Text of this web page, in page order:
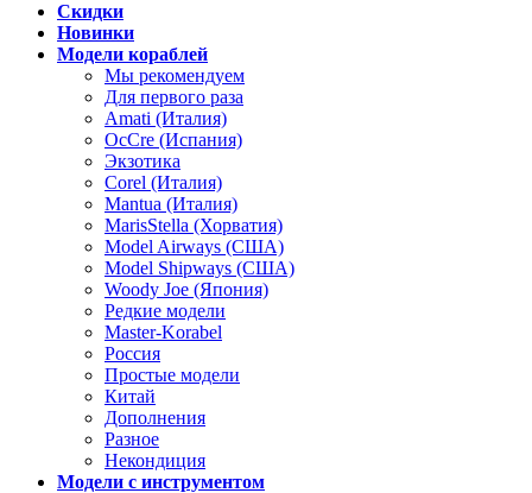
Скидки
Новинки
Модели кораблей
Мы рекомендуем
Для первого раза
Amati (Италия)
OcCre (Испания)
Экзотика
Corel (Италия)
Mantua (Италия)
MarisStella (Хорватия)
Model Airways (США)
Model Shipways (США)
Woody Joe (Япония)
Редкие модели
Master-Korabel
Россия
Простые модели
Китай
Дополнения
Разное
Некондиция
Модели с инструментом